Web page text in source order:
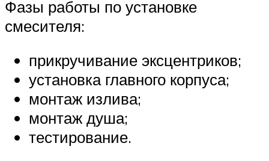
Фазы работы по установке
смесителя:
прикручивание эксцентриков;
установка главного корпуса;
монтаж излива;
монтаж душа;
тестирование.